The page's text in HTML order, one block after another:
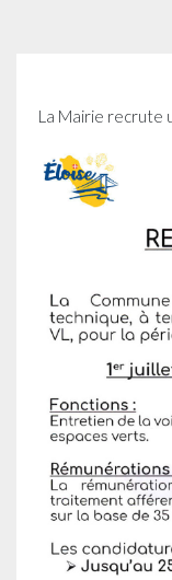
La Mairie recrute